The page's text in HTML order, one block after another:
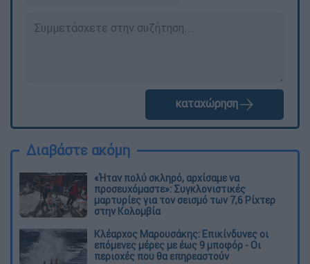
καταχώρηση
Διαβάστε ακόμη
«Ήταν πολύ σκληρό, αρχίσαμε να
προσευχόμαστε»: Συγκλονιστικές
μαρτυρίες για τον σεισμό των 7,6 Ρίχτερ
στην Κολομβία
Κλέαρχος Μαρουσάκης: Επικίνδυνες οι
επόμενες μέρες με έως 9 μποφόρ - Οι
περιοχές που θα επηρεαστούν